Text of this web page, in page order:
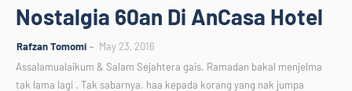
Nostalgia 60an Di AnCasa Hotel
Rafzan Tomomi
May 23, 2016
Assalamualaikum & Salam Sejahtera gais. Ramadan bakal menjelma
tak lama lagi . Tak sabarnya. haa kepada korang yang nak jumpa